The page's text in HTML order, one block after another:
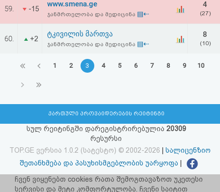
59. -15
www.smena.ge
ჯანმრთელობა და მედიცინა ▤⇠
4
(27)
60. +2
ტკივილის მართვა
ჯანმრთელობა და მედიცინა ▤⇠
8
(10)
1 2 3 4 5 6 7 8 9 10
ქართული პროვაიდერების რეიტინგი
სულ რეიტინგში დარეგისტრირებულია 20309
რესურსი
TOP.GE ვერსია 1.0.2 (სატესტო) © 2002-2026
სალიცენზიო
შეთანხმება და პასუხისმგებლობის უარყოფა
facebook.com/TOP.GE
იხილეთ TOP.GE - ის ძველი ვერსია ბმულზე
ჩვენ ვიყენებთ cookies რათა შემოგთავაზოთ უკეთესი
სერვისი და მეტი კომფორტულობა. ჩვენი საიტით